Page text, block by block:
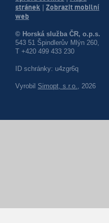
stránek
Zobrazit mobilní
web
© Horská služba ČR, o.p.s.
543 51 Špindlerův Mlýn 260,
T +420 499 433 230
ID schránky: u4zgr6q
Vyrobil Simopt, s.r.o., 2026